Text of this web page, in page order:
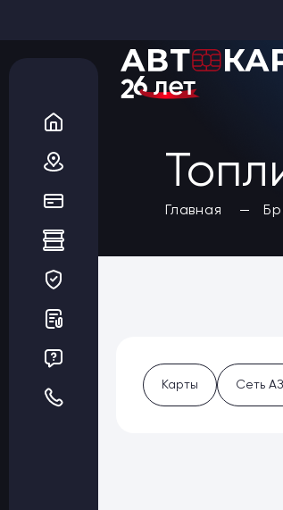
Главная
Карты Сеть
О компании
Акции
Благотворительность
Статьи
Топливные карты
Заказать карты
Получить выгоду
Регионы
Бренды АЗС
Шиномонтаж
Оптовые поставки